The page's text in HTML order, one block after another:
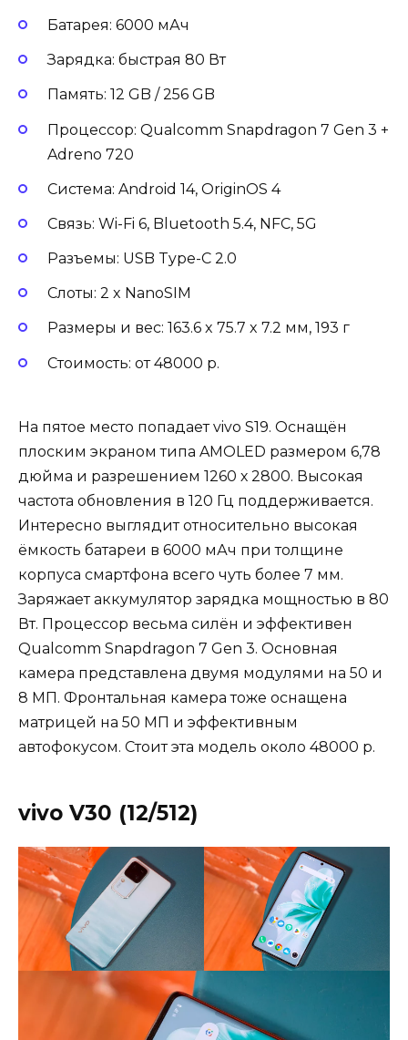
Батарея: 6000 мАч
Зарядка: быстрая 80 Вт
Память: 12 GB / 256 GB
Процессор: Qualcomm Snapdragon 7 Gen 3 +
Adreno 720
Система: Android 14, OriginOS 4
Связь: Wi-Fi 6, Bluetooth 5.4, NFC, 5G
Разъемы: USB Type-C 2.0
Слоты: 2 x NanoSIM
Размеры и вес: 163.6 x 75.7 x 7.2 мм, 193 г
Стоимость: от 48000 р.
На пятое место попадает vivo S19. Оснащён
плоским экраном типа AMOLED размером 6,78
дюйма и разрешением 1260 х 2800. Высокая
частота обновления в 120 Гц поддерживается.
Интересно выглядит относительно высокая
ёмкость батареи в 6000 мАч при толщине
корпуса смартфона всего чуть более 7 мм.
Заряжает аккумулятор зарядка мощностью в 80
Вт. Процессор весьма силён и эффективен
Qualcomm Snapdragon 7 Gen 3. Основная
камера представлена двумя модулями на 50 и
8 МП. Фронтальная камера тоже оснащена
матрицей на 50 МП и эффективным
автофокусом. Стоит эта модель около 48000 р.
vivo V30 (12/512)